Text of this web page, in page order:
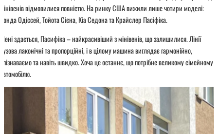
мінівенів відмовилися повністю. На ринку США вижили лише чотири моделі:
Хонда Одіссей, Тойота Сієна, Кіа Седона та Крайслер Пасіфіка.
Мені здається, Пасифіка – найкрасивіший з мінівенів, що залишилися. Лінії
кузова лаконічні та пропорційні, і в цілому машина виглядає гармонійно,
впізнаваємо та навіть швидко. Хоча це останнє, що потрібне великому сімейному
автомобілю.